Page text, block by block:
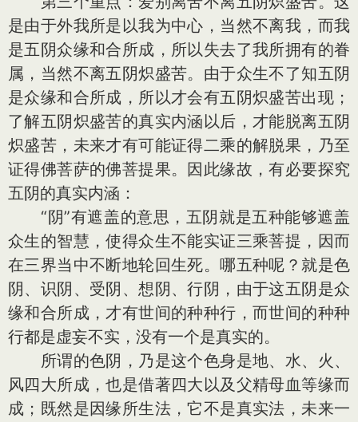
是由于外我所是以我为中心，当然不离我，而我
是五阴众缘和合所成，所以失去了我所拥有的眷
属，当然不离五阴炽盛苦。由于众生不了知五阴
是众缘和合所成，所以才会有五阴炽盛苦出现；
了解五阴炽盛苦的真实内涵以后，才能脱离五阴
炽盛苦，未来才有可能证得二乘的解脱果，乃至
证得佛菩萨的佛菩提果。因此缘故，有必要探究
五阴的真实内涵：
“阴”有遮盖的意思，五阴就是五种能够遮盖
众生的智慧，使得众生不能实证三乘菩提，因而
在三界当中不断地轮回生死。哪五种呢？就是色
阴、识阴、受阴、想阴、行阴，由于这五阴是众
缘和合所成，才有世间的种种行，而世间的种种
行都是虚妄不实，没有一个是真实的。
所谓的色阴，乃是这个色身是地、水、火、
风四大所成，也是借著四大以及父精母血等缘而
成；既然是因缘所生法，它不是真实法，未来一